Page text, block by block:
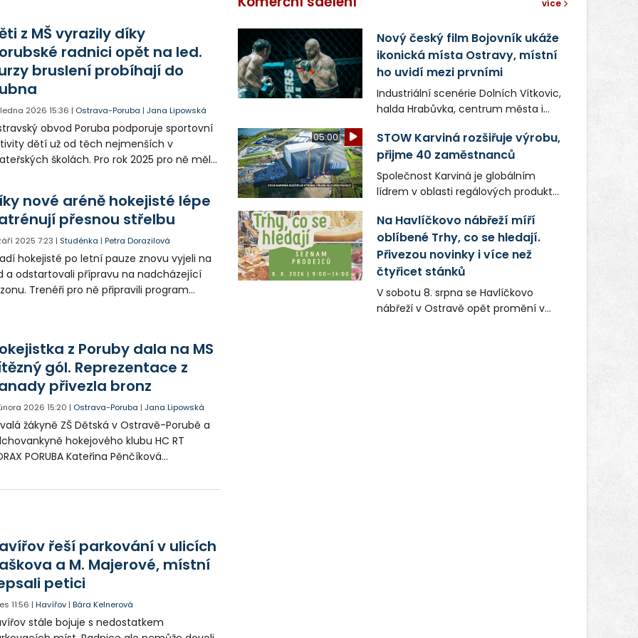
z MŠ vyrazily díky
radnici opět na led.
bruslení probíhají do
ledna 2026 15:36 | Ostrava-Poruba |Jana Lipowská
obvod Poruba podporuje sportovní
dětí už od těch nejmenších v
školách. Pro rok 2025 pro ně měla
připravila také kurzy bruslení.
nové aréně hokejisté lépe
přesnou střelbu
2025 7:23 | Studénka |Petra Dorazilová
hokejisté po letní pauze znovu vyjeli na
a odstartovali přípravu na nadcházející
Trenéři pro ně připravili program
z Poruby dala na MS
gól. Reprezentace z
přivezla bronz
února 2026 15:20 | Ostrava-Poruba |Jana Lipowská
žákyně ZŠ Dětská v Ostravě-Porubě a
hokejového klubu HC RT
PORUBA Kateřina Pěnčíková
světa v Kanadě. Vstřelila vítězný
řeší parkování v ulicích
a M. Majerové, místní
petici
11:56 |Havířov |Bára Kelnerová
stále bojuje s nedostatkem
více
Nový český film Bojovník ukáže
ikonická místa Ostravy, místní
ho uvidí mezi prvními
Industriální scenérie Dolních Vítkovic,
halda Hrabůvka, centrum města i
v novém filmu Bojovník, který vstoupí
do kin už 13. srpna. Režiséři Vojtěch
Frič a Tomáš Dianiška si
moravskoslezskou metropoli
nevybrali náhodou – její syrová
atmosféra se stala přirozenou
součástí příběhu bývalého
boxerského šampiona Hoffa (Milan
Ondrík), jenž se po letech vrací do
světa vrcholových zápasů, tentokrát
v MMA.
05:00
STOW Karviná rozšiřuje výrobu,
přijme 40 zaměstnanců
Společnost Karviná je globálním
lídrem v oblasti regálových produktů
zaměstnavatelem na Karvinsku a
firmou s obrovským potenciálem.
Na Havlíčkovo nábřeží míří
oblíbené Trhy, co se hledají.
Přivezou novinky i více než
čtyřicet stánků
V sobotu 8. srpna se Havlíčkovo
nábřeží v Ostravě opět promění v